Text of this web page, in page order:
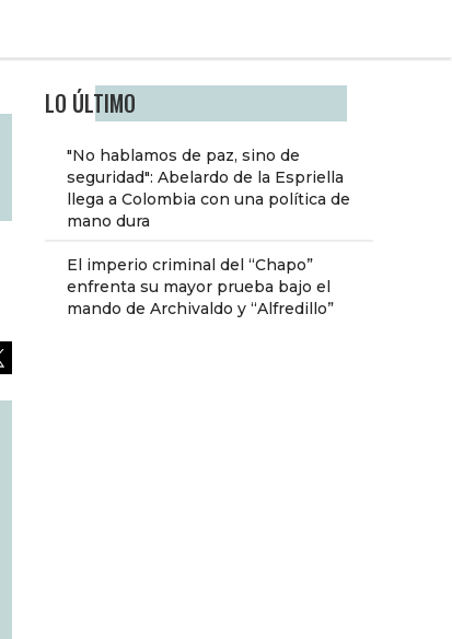
LO ÚLTIMO
"No hablamos de paz, sino de
seguridad": Abelardo de la Espriella
llega a Colombia con una política de
mano dura
El imperio criminal del “Chapo”
enfrenta su mayor prueba bajo el
mando de Archivaldo y “Alfredillo”